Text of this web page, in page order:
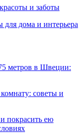
и заботы
для дома и интерьера
метров в Швеции:
советы и
покрасить ею